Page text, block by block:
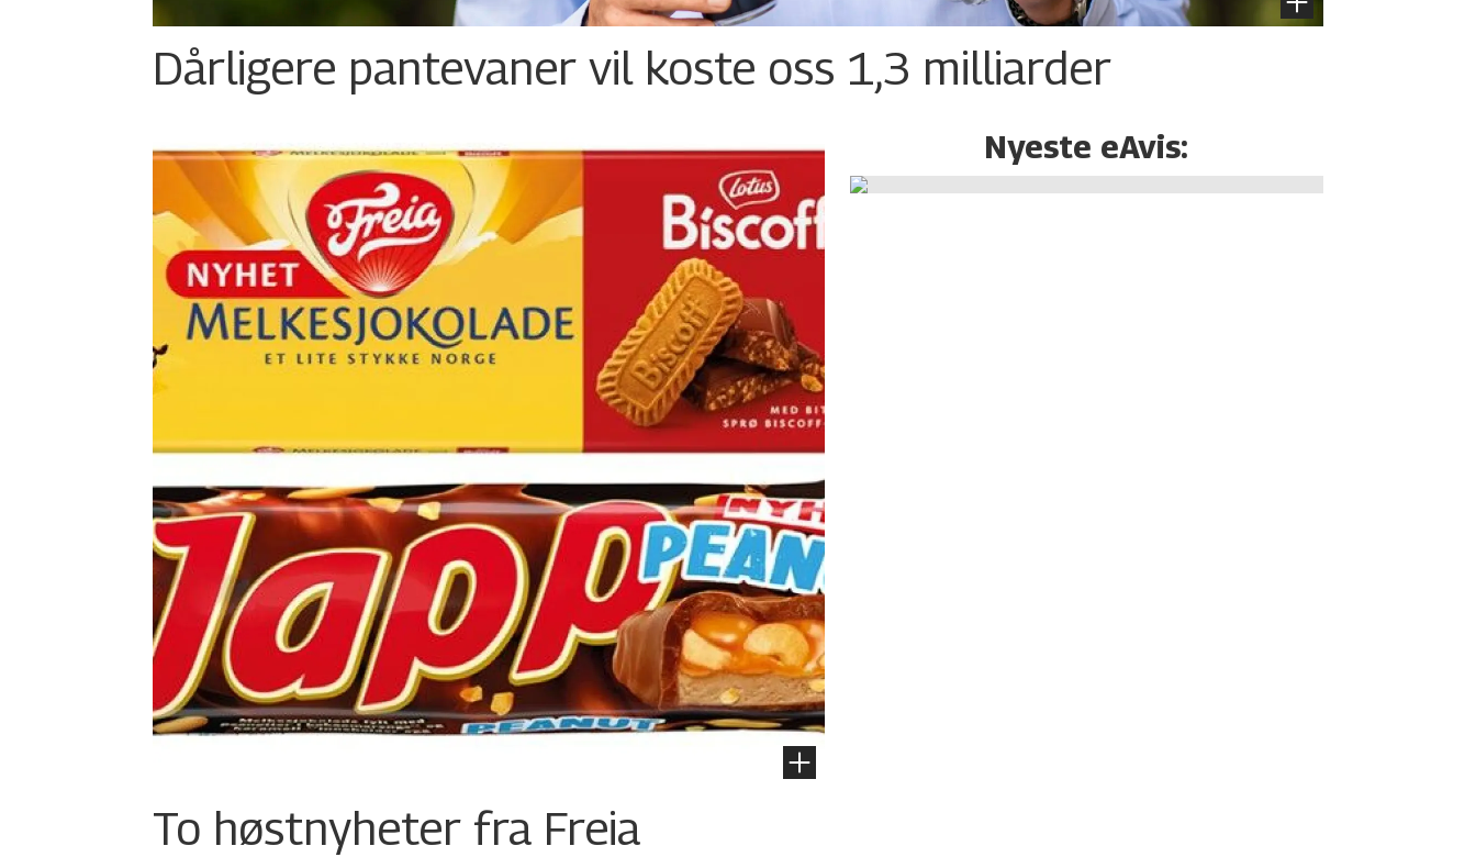
Dårligere pantevaner vil koste oss 1,3 milliarder
To høstnyheter fra Freia
Nyeste eAvis: